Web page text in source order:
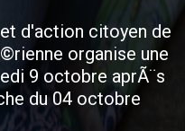
d'action citoyen de
organise une
9 octobre aprÃ¨s
du 04 octobre